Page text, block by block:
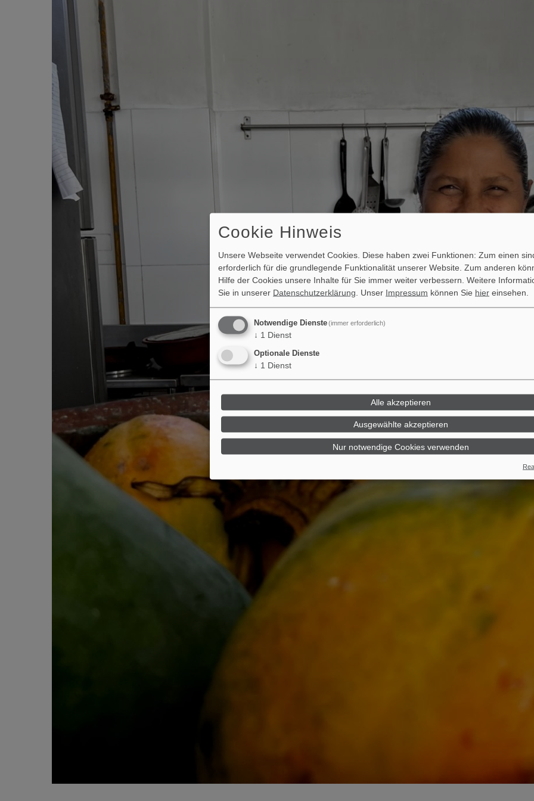
Cookie Hinweis
Unsere Webseite verwendet Cookies. Diese haben zwei Funktionen: Zum einen
erforderlich für die grundlegende Funktionalität unserer Website. Zum anderen
Hilfe der Cookies unsere Inhalte für Sie immer weiter verbessern. Weitere
Sie in unserer Datenschutzerklärung . Unser Impressum können Sie hier einsehen.
Notwendige Dienste(immer erforderlich)
↓ 1 Dienst
Optionale Dienste
↓ 1 Dienst
Nur notwendige Cookies verwenden
Ausgewählte akzeptieren
Alle akzeptieren